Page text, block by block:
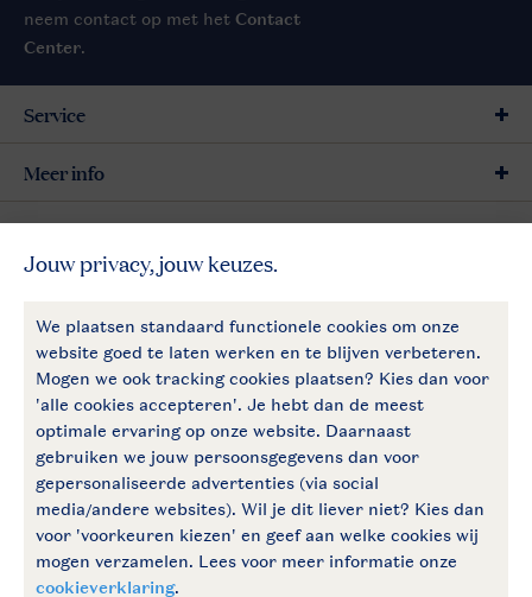
neem contact op met het Contact
Center.
Follow Us
facebookinstagram
Blijf op de hoogte
Service
Meer info
Meer Landal